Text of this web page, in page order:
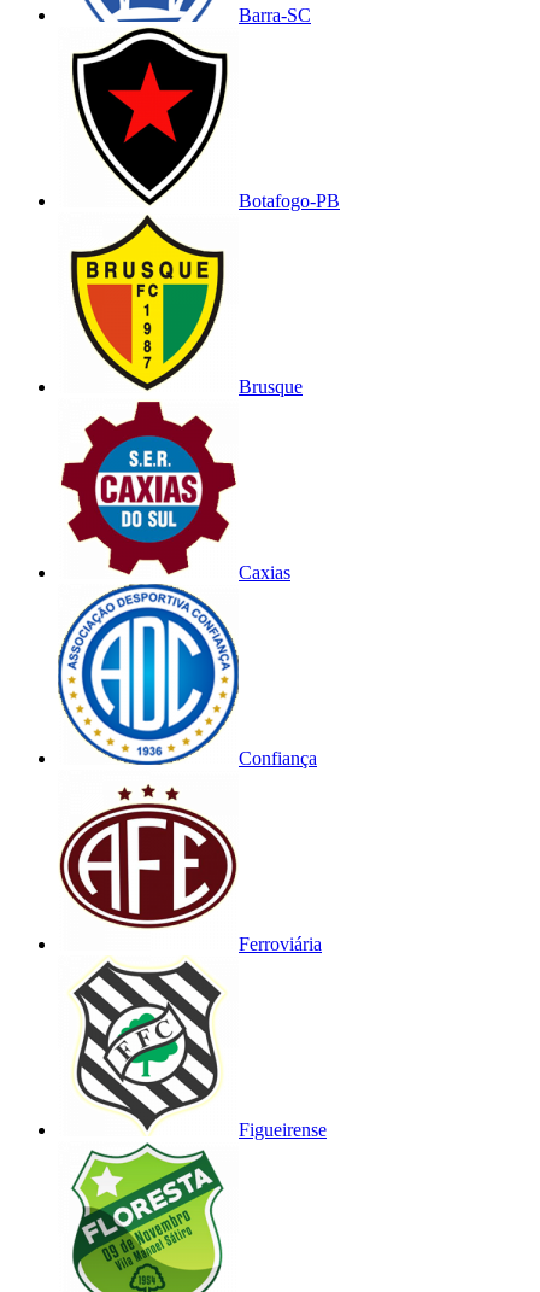
Barra-SC
Botafogo-PB
Brusque
Caxias
Confiança
Ferroviária
Figueirense